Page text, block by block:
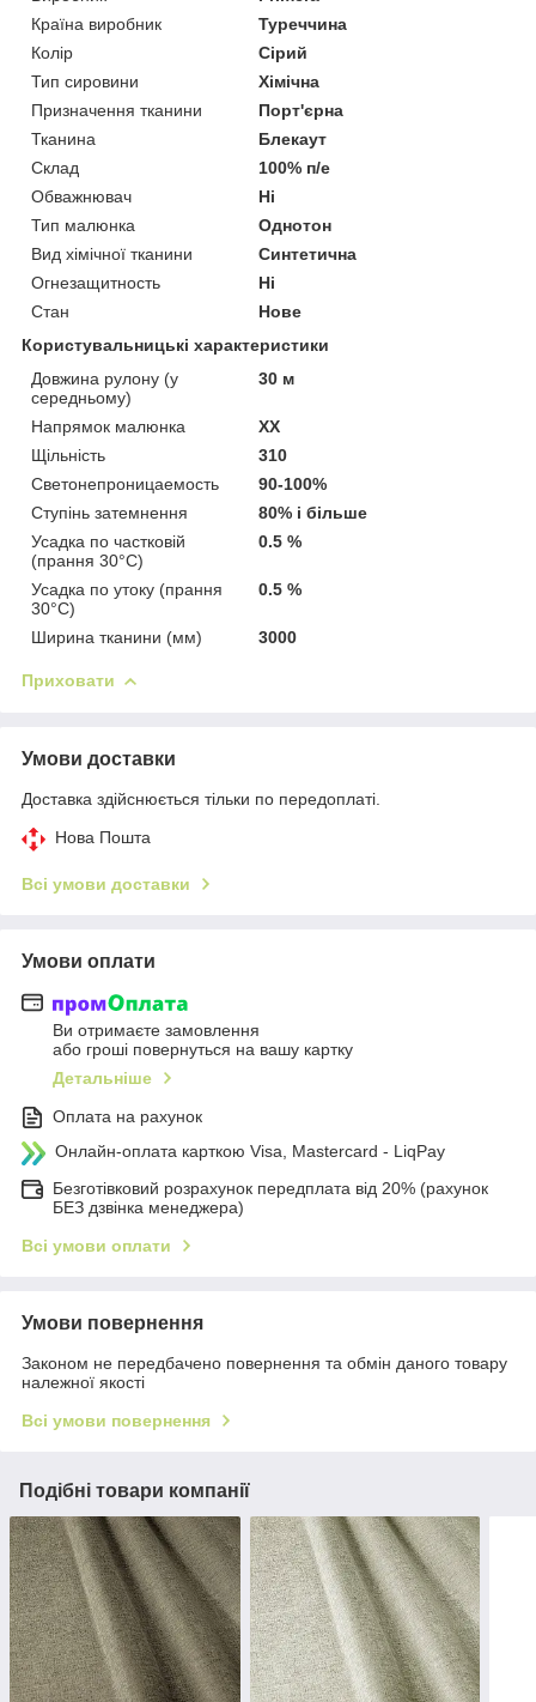
Країна виробник
Туреччина
Колір
Сірий
Тип сировини
Хімічна
Призначення тканини
Порт'єрна
Тканина
Блекаут
Склад
100% п/е
Обважнювач
Ні
Тип малюнка
Однотон
Вид хімічної тканини
Синтетична
Огнезащитность
Ні
Стан
Нове
Користувальницькі характеристики
Довжина рулону (у
середньому)
30 м
Напрямок малюнка
XX
Щільність
310
Светонепроницаемость
90-100%
Ступінь затемнення
80% і більше
Усадка по частковій
(прання 30°C)
0.5 %
Усадка по утоку (прання
30°C)
0.5 %
Ширина тканини (мм) 3000
Приховати
Умови доставки
Доставка здійснюється тільки по передоплаті.
Нова Пошта
Всі умови доставки
Умови оплати
Ви отримаєте замовлення
або гроші повернуться на вашу картку
Детальніше
Оплата на рахунок
Онлайн-оплата карткою Visa, Mastercard - LiqPay
Безготівковий розрахунок передплата від 20% (рахунок
БЕЗ дзвінка менеджера)
Всі умови оплати
Умови повернення
Законом не передбачено повернення та обмін даного товару
належної якості
Всі умови повернення
Подібні товари компанії